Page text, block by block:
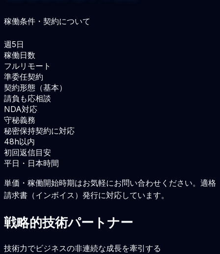
稼働条件・契約について
週5日
稼働日数
フルリモート
準委任契約
契約形態（基本）
請負も応相談
NDA対応
守秘義務
秘密保持契約に対応
48h以内
初回返信目安
平日・日本時間
単価・稼働開始時期はお気軽にお問い合わせください。適格
請求書（インボイス）発行に対応しています。
戦略的技術パートナー
技術力でビジネスの非連続な成長を牽引する